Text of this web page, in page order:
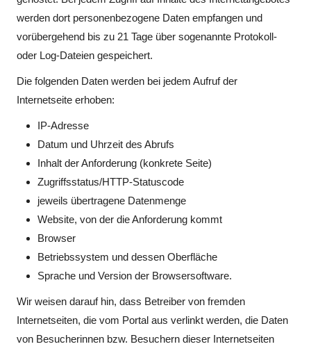
werden dort personenbezogene Daten empfangen und
vorübergehend bis zu 21 Tage über sogenannte Protokoll-
oder Log-Dateien gespeichert.
Die folgenden Daten werden bei jedem Aufruf der
Internetseite erhoben:
IP-Adresse
Datum und Uhrzeit des Abrufs
Inhalt der Anforderung (konkrete Seite)
Zugriffsstatus/HTTP-Statuscode
jeweils übertragene Datenmenge
Website, von der die Anforderung kommt
Browser
Betriebssystem und dessen Oberfläche
Sprache und Version der Browsersoftware.
Wir weisen darauf hin, dass Betreiber von fremden
Internetseiten, die vom Portal aus verlinkt werden, die Daten
von Besucherinnen bzw. Besuchern dieser Internetseiten